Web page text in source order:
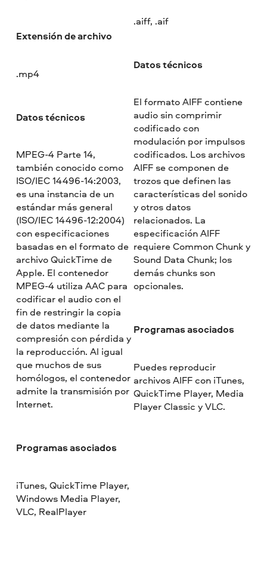
Extensión de archivo
.mp4
Datos técnicos
MPEG-4 Parte 14,
también conocido como
ISO/IEC 14496-14:2003,
es una instancia de un
estándar más general
(ISO/IEC 14496-12:2004)
con especificaciones
basadas en el formato de
archivo QuickTime de
Apple. El contenedor
MPEG-4 utiliza AAC para
codificar el audio con el
fin de restringir la copia
de datos mediante la
compresión con pérdida y
la reproducción. Al igual
que muchos de sus
homólogos, el contenedor
admite la transmisión por
Internet.
Programas asociados
iTunes, QuickTime Player,
Windows Media Player,
VLC, RealPlayer
.aiff, .aif
Datos técnicos
El formato AIFF contiene
audio sin comprimir
codificado con
modulación por impulsos
codificados. Los archivos
AIFF se componen de
trozos que definen las
características del sonido
y otros datos
relacionados. La
especificación AIFF
requiere Common Chunk y
Sound Data Chunk; los
demás chunks son
opcionales.
Programas asociados
Puedes reproducir
archivos AIFF con iTunes,
QuickTime Player, Media
Player Classic y VLC.